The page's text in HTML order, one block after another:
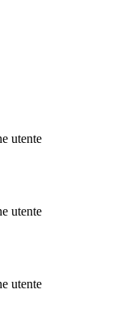
utente
utente
utente